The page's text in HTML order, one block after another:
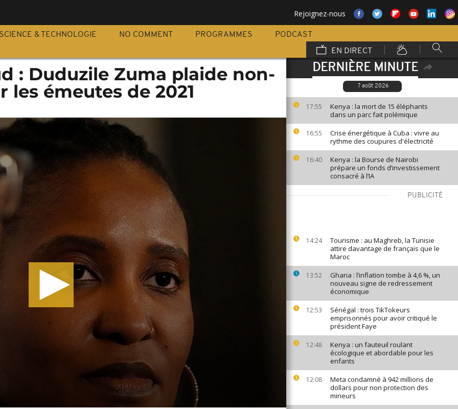
Rejoignez-nous
SCIENCE & TECHNOLOGIE NO COMMENT PROGRAMMES
PODCAST
EN DIRECT
DERNIÈRE MINUTE
7 août 2026
17:55
Kenya : la mort de 15 éléphants
dans un parc fait polémique
16:55
Crise énergétique à Cuba : vivre au
rythme des coupures d'électricité
16:40
Kenya : la Bourse de Nairobi
prépare un fonds d’investissement
consacré à l’IA
PUBLICITÉ
14:24
Tourisme : au Maghreb, la Tunisie
attire davantage de français que le
Maroc
13:52
Ghana : l’inflation tombe à 4,6 %, un
nouveau signe de redressement
économique
12:53
Sénégal : trois TikTokeurs
emprisonnés pour avoir critiqué le
président Faye
12:48
Kenya : un fauteuil roulant
écologique et abordable pour les
enfants
12:08
Meta condamné à 942 millions de
dollars pour non protection des
mineurs
: Duduzile Zuma plaide non-
les émeutes de 2021